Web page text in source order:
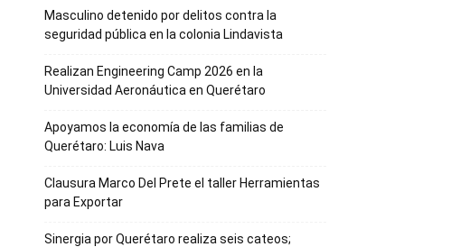
Masculino detenido por delitos contra la
seguridad pública en la colonia Lindavista
Realizan Engineering Camp 2026 en la
Universidad Aeronáutica en Querétaro
Apoyamos la economía de las familias de
Querétaro: Luis Nava
Clausura Marco Del Prete el taller Herramientas
para Exportar
Sinergia por Querétaro realiza seis cateos;